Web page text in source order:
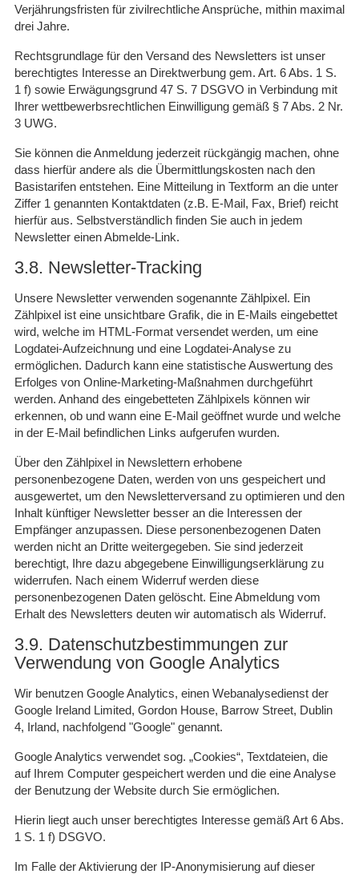
Verjährungsfristen für zivilrechtliche Ansprüche, mithin maximal
drei Jahre.
Rechtsgrundlage für den Versand des Newsletters ist unser
berechtigtes Interesse an Direktwerbung gem. Art. 6 Abs. 1 S.
1 f) sowie Erwägungsgrund 47 S. 7 DSGVO in Verbindung mit
Ihrer wettbewerbsrechtlichen Einwilligung gemäß § 7 Abs. 2 Nr.
3 UWG.
Sie können die Anmeldung jederzeit rückgängig machen, ohne
dass hierfür andere als die Übermittlungskosten nach den
Basistarifen entstehen. Eine Mitteilung in Textform an die unter
Ziffer 1 genannten Kontaktdaten (z.B. E-Mail, Fax, Brief) reicht
hierfür aus. Selbstverständlich finden Sie auch in jedem
Newsletter einen Abmelde-Link.
3.8. Newsletter-Tracking
Unsere Newsletter verwenden sogenannte Zählpixel. Ein
Zählpixel ist eine unsichtbare Grafik, die in E-Mails eingebettet
wird, welche im HTML-Format versendet werden, um eine
Logdatei-Aufzeichnung und eine Logdatei-Analyse zu
ermöglichen. Dadurch kann eine statistische Auswertung des
Erfolges von Online-Marketing-Maßnahmen durchgeführt
werden. Anhand des eingebetteten Zählpixels können wir
erkennen, ob und wann eine E-Mail geöffnet wurde und welche
in der E-Mail befindlichen Links aufgerufen wurden.
Über den Zählpixel in Newslettern erhobene
personenbezogene Daten, werden von uns gespeichert und
ausgewertet, um den Newsletterversand zu optimieren und den
Inhalt künftiger Newsletter besser an die Interessen der
Empfänger anzupassen. Diese personenbezogenen Daten
werden nicht an Dritte weitergegeben. Sie sind jederzeit
berechtigt, Ihre dazu abgegebene Einwilligungserklärung zu
widerrufen. Nach einem Widerruf werden diese
personenbezogenen Daten gelöscht. Eine Abmeldung vom
Erhalt des Newsletters deuten wir automatisch als Widerruf.
3.9. Datenschutzbestimmungen zur
Verwendung von Google Analytics
Wir benutzen Google Analytics, einen Webanalysedienst der
Google Ireland Limited, Gordon House, Barrow Street, Dublin
4, Irland, nachfolgend "Google" genannt.
Google Analytics verwendet sog. „Cookies“, Textdateien, die
auf Ihrem Computer gespeichert werden und die eine Analyse
der Benutzung der Website durch Sie ermöglichen.
Hierin liegt auch unser berechtigtes Interesse gemäß Art 6 Abs.
1 S. 1 f) DSGVO.
Im Falle der Aktivierung der IP-Anonymisierung auf dieser